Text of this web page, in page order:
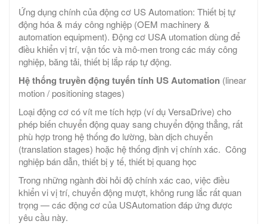
Ứng dụng chính của động cơ US Automation: Thiết bị tự
động hóa & máy công nghiệp (OEM machinery &
automation equipment). Động cơ USA utomation dùng để
điều khiển vị trí, vận tốc và mô-men trong các máy công
nghiệp, băng tải, thiết bị lắp ráp tự động.
Hệ thống truyền động tuyến tính US Automation (linear
motion / positioning stages)
Loại động cơ có vít me tích hợp (ví dụ VersaDrive) cho
phép biến chuyển động quay sang chuyển động thẳng, rất
phù hợp trong hệ thống đo lường, bàn dịch chuyển
(translation stages) hoặc hệ thống định vị chính xác. Công
nghiệp bán dẫn, thiết bị y tế, thiết bị quang học
Trong những ngành đòi hỏi độ chính xác cao, việc điều
khiển vi vị trí, chuyển động mượt, không rung lắc rất quan
trọng — các động cơ của USAutomation đáp ứng được
yêu cầu này.